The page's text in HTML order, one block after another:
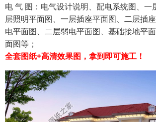
电 气 图：电气设计说明、配电系统图、一
层照明平面图、一层插座平面图、二层插
电平面图、二层弱电平面图、基础接地平
面图等；
全套图纸+高清效果图，拿到即可施工！